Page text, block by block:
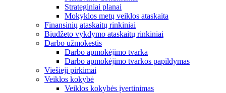
Strateginiai planai
Mokyklos metų veiklos ataskaita
Finansinių ataskaitų rinkiniai
Biudžeto vykdymo ataskaitų rinkiniai
Darbo užmokestis
Darbo apmokėjimo tvarka
Darbo apmokėjimo tvarkos papildymas
Viešieji pirkimai
Veiklos kokybė
Veiklos kokybės įvertinimas